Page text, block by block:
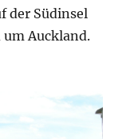
der Südinsel
Auckland.